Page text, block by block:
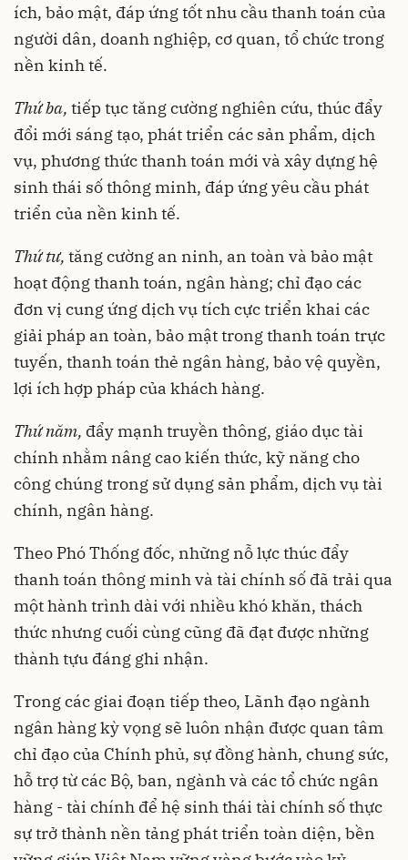
ích, bảo mật, đáp ứng tốt nhu cầu thanh toán của
người dân, doanh nghiệp, cơ quan, tổ chức trong
nền kinh tế.
Thứ ba, tiếp tục tăng cường nghiên cứu, thúc đẩy
đổi mới sáng tạo, phát triển các sản phẩm, dịch
vụ, phương thức thanh toán mới và xây dựng hệ
sinh thái số thông minh, đáp ứng yêu cầu phát
triển của nền kinh tế.
Thứ tư, tăng cường an ninh, an toàn và bảo mật
hoạt động thanh toán, ngân hàng; chỉ đạo các
đơn vị cung ứng dịch vụ tích cực triển khai các
giải pháp an toàn, bảo mật trong thanh toán trực
tuyến, thanh toán thẻ ngân hàng, bảo vệ quyền,
lợi ích hợp pháp của khách hàng.
Thứ năm, đẩy mạnh truyền thông, giáo dục tài
chính nhằm nâng cao kiến thức, kỹ năng cho
công chúng trong sử dụng sản phẩm, dịch vụ tài
chính, ngân hàng.
Theo Phó Thống đốc, những nỗ lực thúc đẩy
thanh toán thông minh và tài chính số đã trải qua
một hành trình dài với nhiều khó khăn, thách
thức nhưng cuối cùng cũng đã đạt được những
thành tựu đáng ghi nhận.
Trong các giai đoạn tiếp theo, Lãnh đạo ngành
ngân hàng kỳ vọng sẽ luôn nhận được quan tâm
chỉ đạo của Chính phủ, sự đồng hành, chung sức,
hỗ trợ từ các Bộ, ban, ngành và các tổ chức ngân
hàng - tài chính để hệ sinh thái tài chính số thực
sự trở thành nền tảng phát triển toàn diện, bền